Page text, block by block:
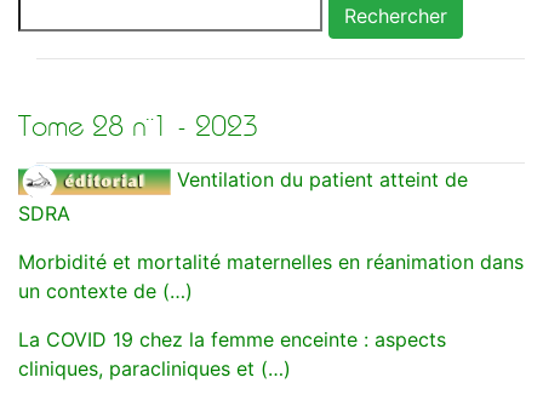
Rechercher
Tome 28 n¨1 - 2023
Ventilation du patient atteint de
SDRA
Morbidité et mortalité maternelles en réanimation dans
un contexte de (…)
La COVID 19 chez la femme enceinte : aspects
cliniques, paracliniques et (…)